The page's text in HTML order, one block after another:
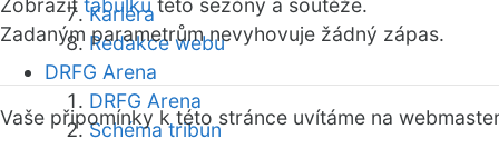
Kariéra
Redakce webu
DRFG Arena
DRFG Arena
Schéma tribun
Zobrazit tabulku této sezóny a soutěže.
Zadaným parametrům nevyhovuje žádný zápas.
Vaše připomínky k této stránce uvítáme na webmaster